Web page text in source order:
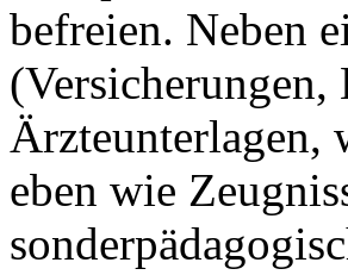
befreien. Neben
(Versicherungen,
Ärzteunterlagen,
eben wie